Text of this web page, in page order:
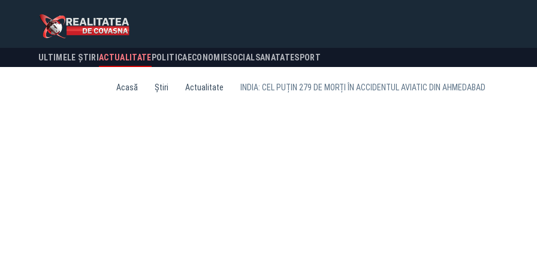
ULTIMELE ȘTIRI ACTUALITATE POLITICA ECONOMIESOCIALSANATATESPORT
Acasă Știri Actualitate INDIA: CEL PUȚIN 279 DE MORȚI ÎN ACCIDENTUL AVIATIC DIN AHMEDABAD